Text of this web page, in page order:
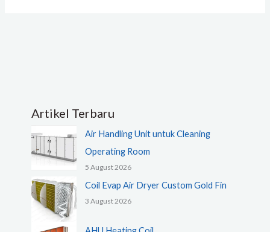
Artikel Terbaru
Air Handling Unit untuk Cleaning
Operating Room
5 August 2026
Coil Evap Air Dryer Custom Gold Fin
3 August 2026